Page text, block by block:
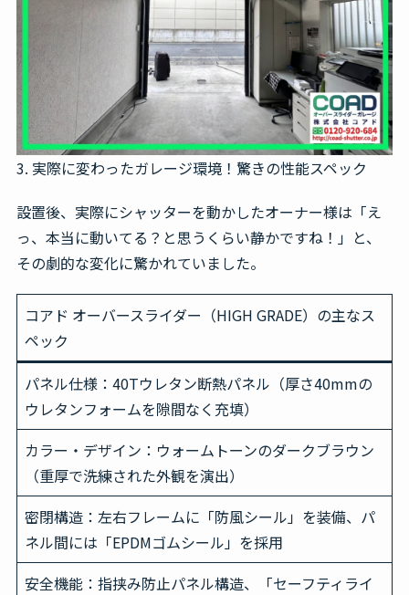
3. 実際に変わったガレージ環境！驚きの性能スペック
設置後、実際にシャッターを動かしたオーナー様は「え
っ、本当に動いてる？と思うくらい静かですね！」と、
その劇的な変化に驚かれていました。
コアド オーバースライダー（HIGH GRADE）の主なス
ペック
パネル仕様：40Tウレタン断熱パネル（厚さ40mmの
ウレタンフォームを隙間なく充填）
カラー・デザイン ：ウォームトーンのダークブラウン
（重厚で洗練された外観を演出）
密閉構造：左右フレームに「防風シール」を装備、パ
ネル間には「EPDMゴムシール」を採用
安全機能：指挟み防止パネル構造、「セーフティライ